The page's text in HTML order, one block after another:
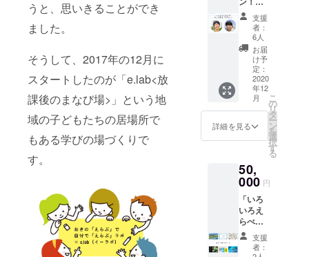
うと、思いきることができ
ました。
そうして、2017年の12月に
スタートしたのが「e.lab<放
課後のまなび場>」という地
域の子どもたちの居場所で
もある学びの場づくりで
す。
ラスの
つめあ
わせを
お送り
いたし
ます。
にこち
らで
ビーチ
クリー
ンを実
施し、
お礼の
メッ
セージ
と報告
えて、
マイク
スチッ
ク教材
用キッ
トをお
送りい
たしま
す。 ◎
うじじ
きれい
異なる
場合が
ありま
すこと
をご了
承くだ
さい。
▶Tシャ
ツは
S,M,L,L
をご用
意して
の他の
サイズ
は備考
欄にて
ご相談
を承り
ます。
備考欄
る場合
には別
途ご連
絡いた
しま
す。 ▶
お品の
発送は
観光協
会ほ
協力い
ただく
造さん
から直
接お届
けいた
しま
す。
ライン
イベン
トへの
年パス
付き。
これら
を通し
て理論
と実践
をくり
返す、
実践型
です。
▶東京
の教育
起業、
一般社
団法人
lightful
と協働
さんに
よる
①「自
然の中
で、思
いっき
り遊
ぶ！」
コー
ス
②「自
然の中
る」
コー
ス、い
ずれか
（日程
調整時
にご選
択いた
いっ
しょに
なにか
やって
みよ！
チケッ
ト」+
「A～
C」 ▶
わたし
たち
に、な
にかお
させて
くださ
い！ ▶
雑用か
らイベ
ントス
タッ
フ、ゲ
支援
者：
6人
お届
け予
定：
2020
年12
月
詳細を見る
こ
の
リ
タ
ー
ン
を
選
択
す
る
50,
000 円
「いろ
いろえ
らべる
リター
ン」 ▶
リター
支援
者：